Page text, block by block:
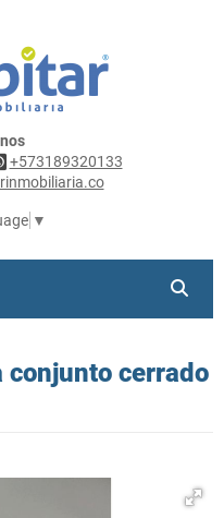
+573189320133
▼
conjunto cerrado